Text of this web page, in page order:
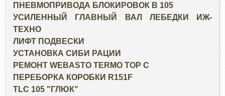
ПНЕВМОПРИВОДА БЛОКИРОВОК В 105
УСИЛЕННЫЙ ГЛАВНЫЙ ВАЛ ЛЕБЕДКИ ИЖ-
ТЕХНО
ЛИФТ ПОДВЕСКИ
УСТАНОВКА СИБИ РАЦИИ
РЕМОНТ WEBASTO TERMO TOP C
ПЕРЕБОРКА КОРОБКИ R151F
TLC 105 "ГЛЮК"